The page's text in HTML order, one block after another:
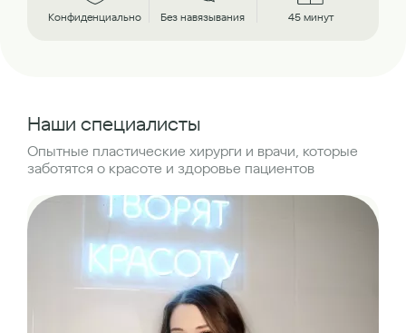
Конфиденциально Без навязывания 45 минут
Наши специалисты
Опытные пластические хирурги и врачи, которые
заботятся о красоте и здоровье пациентов